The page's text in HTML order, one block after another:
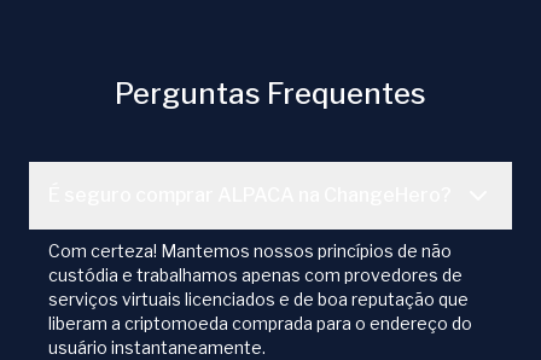
Perguntas Frequentes
Com certeza! Mantemos nossos princípios de não
custódia e trabalhamos apenas com provedores de
serviços virtuais licenciados e de boa reputação que
liberam a criptomoeda comprada para o endereço do
usuário instantaneamente.